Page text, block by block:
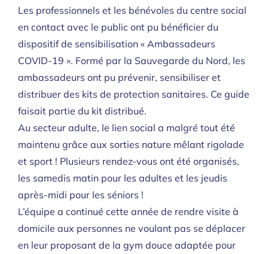
Les professionnels et les bénévoles du centre social
en contact avec le public ont pu bénéficier du
dispositif de sensibilisation « Ambassadeurs
COVID-19 ». Formé par la Sauvegarde du Nord, les
ambassadeurs ont pu prévenir, sensibiliser et
distribuer des kits de protection sanitaires. Ce guide
faisait partie du kit distribué.
Au secteur adulte, le lien social a malgré tout été
maintenu grâce aux sorties nature mêlant rigolade
et sport ! Plusieurs rendez-vous ont été organisés,
les samedis matin pour les adultes et les jeudis
après-midi pour les séniors !
L’équipe a continué cette année de rendre visite à
domicile aux personnes ne voulant pas se déplacer
en leur proposant de la gym douce adaptée pour